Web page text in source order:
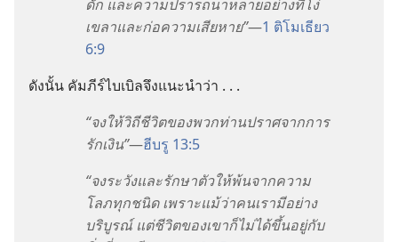
ดัก และความปรารถนาหลายอย่างที่โง่
เขลาและก่อความเสียหาย”—1 ติโมเธียว
6:9
ดังนั้น คัมภีร์ไบเบิลจึงแนะนำว่า . . .
“จงให้วิถีชีวิตของพวกท่านปราศจากการ
รักเงิน”—ฮีบรู 13:5
“จงระวังและรักษาตัวให้พ้นจากความ
โลภทุกชนิด เพราะแม้ว่าคนเรามีอย่าง
บริบูรณ์ แต่ชีวิตของเขาก็ไม่ได้ขึ้นอยู่กับ